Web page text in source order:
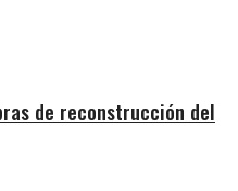
de reconstrucción del